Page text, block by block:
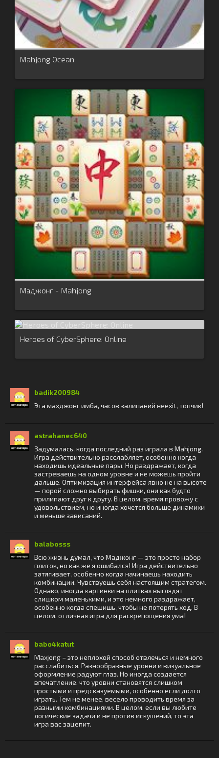
Mahjong Ocean
Маджонг - Mahjong
Heroes of CyberSphere: Online
badik200984
Эта махджонг имба, часов залипаний неexit, топчик!
astrahanec640
Задумалась, когда последний раз играла в Mahjong.
Игра действительно расслабляет, особенно когда
находишь идеальные пары. Но раздражает, когда
застреваешь на одном уровне и не можешь пройти
дальше. Оптимизация интерфейса явно не на высоте
— порой сложно выбирать фишки, они как будто
прилипают друг к другу. В целом, время провожу с
удовольствием, но иногда хочется больше динамики
и меньше зависаний.
balabosss
Всю жизнь думал, что Маджонг — это просто набор
плиток, но как же я ошибался! Игра действительно
затягивает, особенно когда начинаешь находить
комбинации. Чувствуешь себя настоящим стратегом.
Однако, иногда картинки на плитках выглядят
слишком маленькими, и это немного раздражает,
особенно когда спешишь, чтобы не потерять ход. В
целом, отличная игра для раскрепощения ума!
babo4katut
Махjong – это неплохой способ отвлечься и немного
расслабиться. Разнообразные уровни и визуальное
оформление радуют глаз. Но иногда создаётся
впечатление, что уровни становятся слишком
простыми и предсказуемыми, особенно если долго
играть. Тем не менее, весело проводить время за
разными комбинациями. В целом, если вы любите
логические задачи и не против искушений, то эта
игра вас зацепит.